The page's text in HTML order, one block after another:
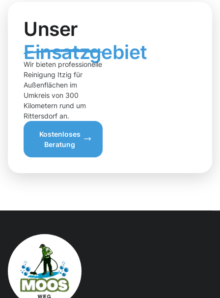
Unser
Einsatzgebiet
Wir bieten professionelle
Reinigung Itzig für
Außenflächen im
Umkreis von 300
Kilometern rund um
Rittersdorf an.
Kostenloses
Beratung